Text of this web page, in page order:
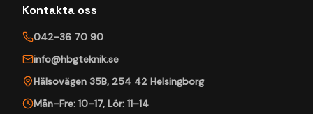
Kontakta oss
042-36 70 90
info@hbgteknik.se
Hälsovägen 35B, 254 42 Helsingborg
Mån–Fre: 10–17, Lör: 11–14